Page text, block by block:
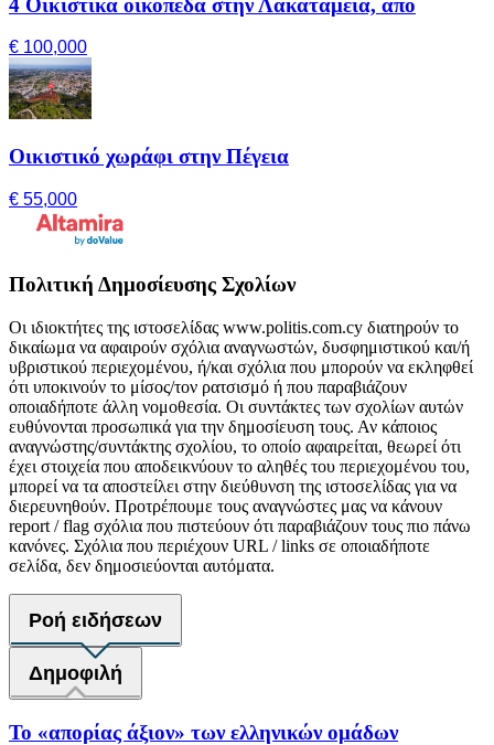
€ 100,000
Οικιστικό χωράφι στην Πέγεια
€ 55,000
Πολιτική Δημοσίευσης Σχολίων
Οι ιδιοκτήτες της ιστοσελίδας www.politis.com.cy διατηρούν το
δικαίωμα να αφαιρούν σχόλια αναγνωστών, δυσφημιστικού και/ή
υβριστικού περιεχομένου, ή/και σχόλια που μπορούν να εκληφθεί
ότι υποκινούν το μίσος/τον ρατσισμό ή που παραβιάζουν
οποιαδήποτε άλλη νομοθεσία. Οι συντάκτες των σχολίων αυτών
ευθύνονται προσωπικά για την δημοσίευση τους. Αν κάποιος
αναγνώστης/συντάκτης σχολίου, το οποίο αφαιρείται, θεωρεί ότι
έχει στοιχεία που αποδεικνύουν το αληθές του περιεχομένου του,
μπορεί να τα αποστείλει στην διεύθυνση της ιστοσελίδας για να
διερευνηθούν. Προτρέπουμε τους αναγνώστες μας να κάνουν
report / flag σχόλια που πιστεύουν ότι παραβιάζουν τους πιο πάνω
κανόνες. Σχόλια που περιέχουν URL / links σε οποιαδήποτε
σελίδα, δεν δημοσιεύονται αυτόματα.
Ροή ειδήσεων
Δημοφιλή
Το «απορίας άξιον» των ελληνικών ομάδων